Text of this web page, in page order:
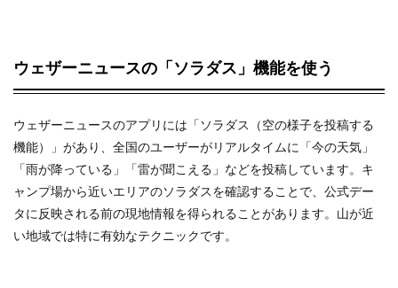
ウェザーニュースの「ソラダス」機能を使う
ウェザーニュースのアプリには「ソラダス（空の様子を投稿する
機能）」があり、全国のユーザーがリアルタイムに「今の天気」
「雨が降っている」「雷が聞こえる」などを投稿しています。キ
ャンプ場から近いエリアのソラダスを確認することで、公式デー
タに反映される前の現地情報を得られることがあります。山が近
い地域では特に有効なテクニックです。